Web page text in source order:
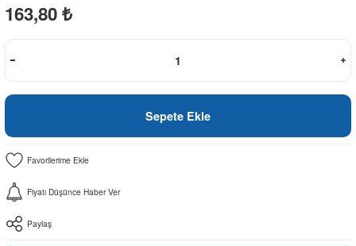
163,80 ₺
Sepete Ekle
Fiyatı Düşünce Haber Ver
Paylaş